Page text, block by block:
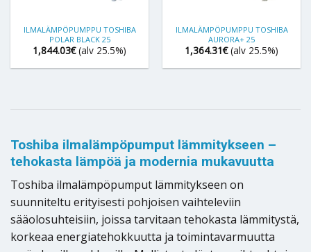
ILMALÄMPÖPUMPPU TOSHIBA
POLAR BLACK 25
1,844.03€ (alv 25.5%)
ILMALÄMPÖPUMPPU TOSHIBA
AURORA+ 25
1,364.31€ (alv 25.5%)
Toshiba ilmalämpöpumput lämmitykseen –
tehokasta lämpöä ja modernia mukavuutta
Toshiba ilmalämpöpumput lämmitykseen on
suunniteltu erityisesti pohjoisen vaihteleviin
sääolosuhteisiin, joissa tarvitaan tehokasta lämmitystä,
korkeaa energiatehokkuutta ja toimintavarmuutta